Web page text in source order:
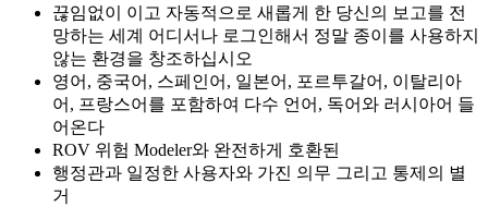
끊임없이 이고 자동적으로 새롭게 한 당신의 보고를 전
망하는 세계 어디서나 로그인해서 정말 종이를 사용하지
않는 환경을 창조하십시오
영어, 중국어, 스페인어, 일본어, 포르투갈어, 이탈리아
어, 프랑스어를 포함하여 다수 언어, 독어와 러시아어 들
어온다
ROV 위험 Modeler와 완전하게 호환된
행정관과 일정한 사용자와 가진 의무 그리고 통제의 별
거